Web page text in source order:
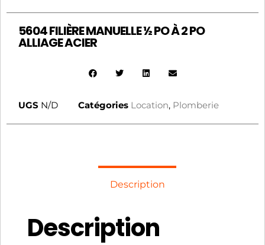
5604 FILIÈRE MANUELLE ½ PO À 2 PO
ALLIAGE ACIER
UGS N/D Catégories Location, Plomberie
Description
Description